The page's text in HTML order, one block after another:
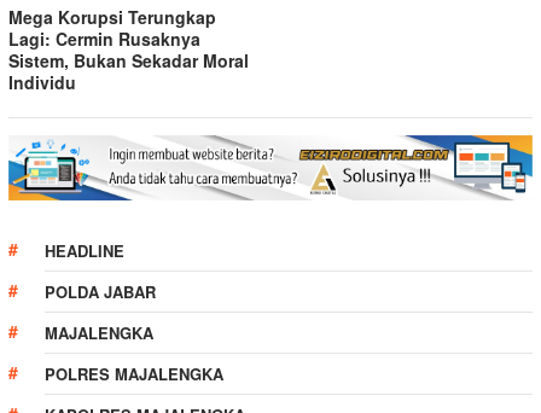
Mega Korupsi Terungkap
Lagi: Cermin Rusaknya
Sistem, Bukan Sekadar Moral
Individu
HEADLINE
POLDA JABAR
MAJALENGKA
POLRES MAJALENGKA